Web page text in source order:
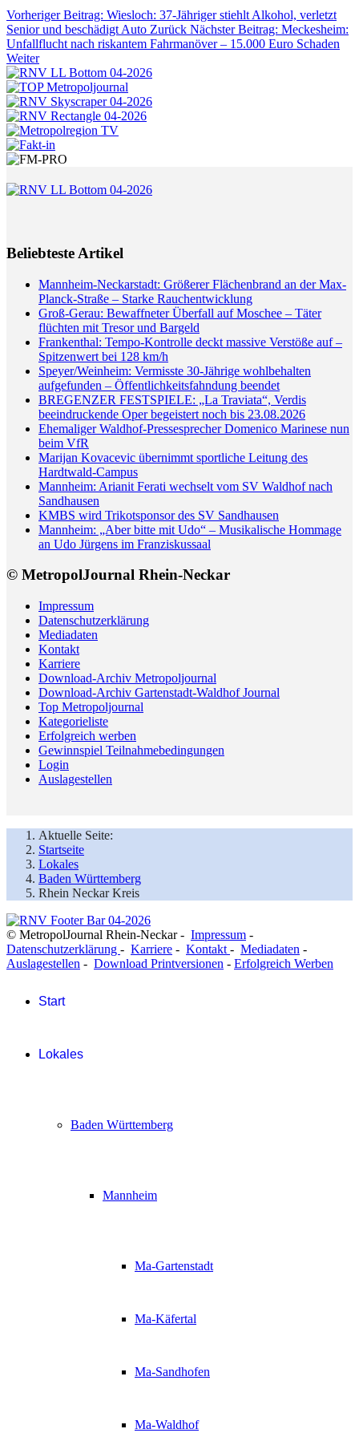
Vorheriger Beitrag: Wiesloch: 37-Jähriger stiehlt Alkohol, verletzt
Senior und beschädigt Auto Zurück Nächster Beitrag: Meckesheim:
Unfallflucht nach riskantem Fahrmanöver – 15.000 Euro Schaden
Weiter
Beliebteste Artikel
Mannheim-Neckarstadt: Größerer Flächenbrand an der Max-
Planck-Straße – Starke Rauchentwicklung
Groß-Gerau: Bewaffneter Überfall auf Moschee – Täter
flüchten mit Tresor und Bargeld
Frankenthal: Tempo-Kontrolle deckt massive Verstöße auf –
Spitzenwert bei 128 km/h
Speyer/Weinheim: Vermisste 30-Jährige wohlbehalten
aufgefunden – Öffentlichkeitsfahndung beendet
BREGENZER FESTSPIELE: „La Traviata“, Verdis
beeindruckende Oper begeistert noch bis 23.08.2026
Ehemaliger Waldhof-Pressesprecher Domenico Marinese nun
beim VfR
Marijan Kovacevic übernimmt sportliche Leitung des
Hardtwald-Campus
Mannheim: Arianit Ferati wechselt vom SV Waldhof nach
Sandhausen
KMBS wird Trikotsponsor des SV Sandhausen
Mannheim: „Aber bitte mit Udo“ – Musikalische Hommage
an Udo Jürgens im Franziskussaal
© MetropolJournal Rhein-Neckar
Impressum
Datenschutzerklärung
Mediadaten
Kontakt
Karriere
Download-Archiv Metropoljournal
Download-Archiv Gartenstadt-Waldhof Journal
Top Metropoljournal
Kategorieliste
Erfolgreich werben
Gewinnspiel Teilnahmebedingungen
Login
Auslagestellen
Aktuelle Seite:
Startseite
Lokales
Baden Württemberg
Rhein Neckar Kreis
© MetropolJournal Rhein-Neckar - Impressum -
Datenschutzerklärung - Karriere - Kontakt - Mediadaten -
Auslagestellen - Download Printversionen - Erfolgreich Werben
Start
Lokales
Baden Württemberg
Mannheim
Ma-Gartenstadt
Ma-Käfertal
Ma-Sandhofen
Ma-Waldhof